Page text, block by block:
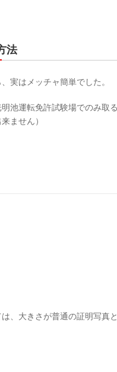
法
実はメッチャ簡単でした。
池運転免許試験場でのみ取
ません）
、大きさが普通の証明写真